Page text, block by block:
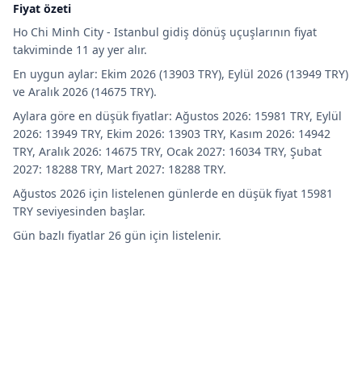
Fiyat özeti
Ho Chi Minh City - Istanbul gidiş dönüş uçuşlarının fiyat
takviminde 11 ay yer alır.
En uygun aylar: Ekim 2026 (13903 TRY), Eylül 2026 (13949 TRY)
ve Aralık 2026 (14675 TRY).
Aylara göre en düşük fiyatlar: Ağustos 2026: 15981 TRY, Eylül
2026: 13949 TRY, Ekim 2026: 13903 TRY, Kasım 2026: 14942
TRY, Aralık 2026: 14675 TRY, Ocak 2027: 16034 TRY, Şubat
2027: 18288 TRY, Mart 2027: 18288 TRY.
Ağustos 2026 için listelenen günlerde en düşük fiyat 15981
TRY seviyesinden başlar.
Gün bazlı fiyatlar 26 gün için listelenir.